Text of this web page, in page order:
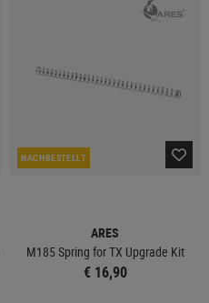
NACHBESTELLT
ARES
M185 Spring for TX Upgrade Kit
€ 16,90